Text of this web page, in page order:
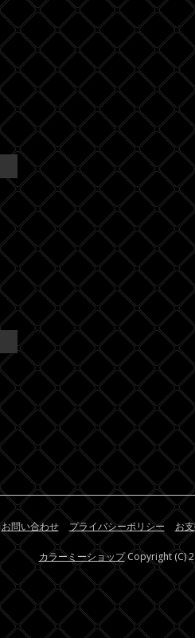
お問い合わせ プライバシーポリシー お
カラーミーショップCopyright (C)